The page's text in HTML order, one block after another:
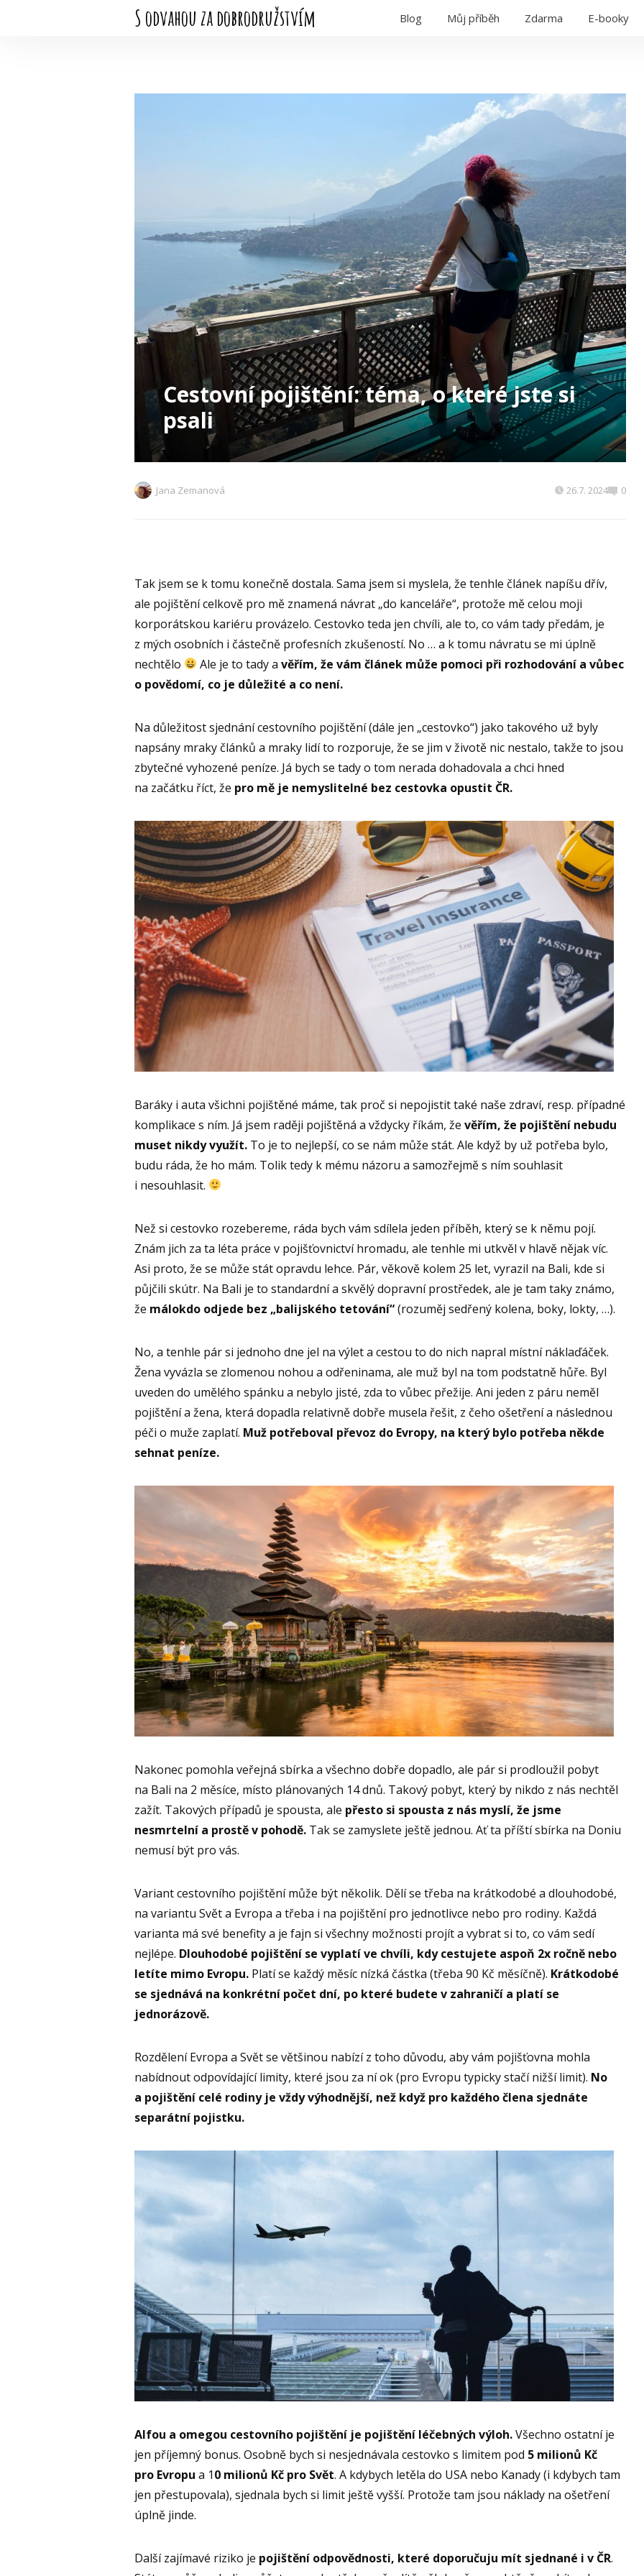
S odvahou za dobrodružstvím Blog Můj příběh Zdarma E-booky
Cestovní pojištění: téma, o které jste si
psali
Jana Zemanová 26.7. 2024 0
Tak jsem se k tomu konečně dostala. Sama jsem si myslela, že tenhle článek napíšu dřív,
ale pojištění celkově pro mě znamená návrat „do kanceláře“, protože mě celou moji
korporátskou kariéru provázelo. Cestovko teda jen chvíli, ale to, co vám tady předám, je
z mých osobních i částečně profesních zkušeností. No … a k tomu návratu se mi úplně
nechtělo
Ale je to tady avěřím, že vám článek může pomoci při rozhodování a vůbec
o povědomí, co je důležité a co není.
Na důležitost sjednání cestovního pojištění (dále jen „cestovko“) jako takového už byly
napsány mraky článků a mraky lidí to rozporuje, že se jim v životě nic nestalo, takže to jsou
zbytečné vyhozené peníze. Já bych se tady o tom nerada dohadovala a chci hned
na začátku říct, že pro mě je nemyslitelné bez cestovka opustit ČR.
Baráky i auta všichni pojištěné máme, tak proč si nepojistit také naše zdraví, resp. případné
komplikace s ním. Já jsem raději pojištěná a vždycky říkám, že věřím, že pojištění nebudu
muset nikdy využít. To je to nejlepší, co se nám může stát. Ale když by už potřeba bylo,
budu ráda, že ho mám. Tolik tedy k mému názoru a samozřejmě s ním souhlasit
i nesouhlasit.
Než si cestovko rozebereme, ráda bych vám sdílela jeden příběh, který se k němu pojí.
Znám jich za ta léta práce v pojišťovnictví hromadu, ale tenhle mi utkvěl v hlavě nějak víc.
Asi proto, že se může stát opravdu lehce. Pár, věkově kolem 25 let, vyrazil na Bali, kde si
půjčili skútr. Na Bali je to standardní a skvělý dopravní prostředek, ale je tam taky známo,
že málokdo odjede bez „balijského tetování“(rozuměj sedřený kolena, boky, lokty, …).
No, a tenhle pár si jednoho dne jel na výlet a cestou to do nich napral místní náklaďáček.
Žena vyvázla se zlomenou nohou a odřeninama, ale muž byl na tom podstatně hůře. Byl
uveden do umělého spánku a nebylo jisté, zda to vůbec přežije. Ani jeden z páru neměl
pojištění a žena, která dopadla relativně dobře musela řešit, z čeho ošetření a následnou
péči o muže zaplatí. Muž potřeboval převoz do Evropy, na který bylo potřeba někde
sehnat peníze.
Nakonec pomohla veřejná sbírka a všechno dobře dopadlo, ale pár si prodloužil pobyt
na Bali na 2 měsíce, místo plánovaných 14 dnů. Takový pobyt, který by nikdo z nás nechtěl
zažít. Takových případů je spousta, ale přesto si spousta z nás myslí, že jsme
nesmrtelní a prostě v pohodě. Tak se zamyslete ještě jednou. Ať ta příští sbírka na Doniu
nemusí být pro vás.
Variant cestovního pojištění může být několik. Dělí se třeba na krátkodobé a dlouhodobé,
na variantu Svět a Evropa a třeba i na pojištění pro jednotlivce nebo pro rodiny. Každá
varianta má své benefity a je fajn si všechny možnosti projít a vybrat si to, co vám sedí
nejlépe. Dlouhodobé pojištění se vyplatí ve chvíli, kdy cestujete aspoň 2x ročně nebo
letíte mimo Evropu. Platí se každý měsíc nízká částka (třeba 90 Kč měsíčně). Krátkodobé
se sjednává na konkrétní počet dní, po které budete v zahraničí a platí se
jednorázově.
Rozdělení Evropa a Svět se většinou nabízí z toho důvodu, aby vám pojišťovna mohla
nabídnout odpovídající limity, které jsou za ní ok (pro Evropu typicky stačí nižší limit). No
a pojištění celé rodiny je vždy výhodnější, než když pro každého člena sjednáte
separátní pojistku.
Alfou a omegou cestovního pojištění je pojištění léčebných výloh.Všechno ostatní je
jen příjemný bonus. Osobně bych si nesjednávala cestovko s limitem pod 5 milionů Kč
pro Evropu a 10 milionů Kč pro Svět. A kdybych letěla do USA nebo Kanady (i kdybych tam
jen přestupovala), sjednala bych si limit ještě vyšší. Protože tam jsou náklady na ošetření
úplně jinde.
Další zajímavé riziko je pojištění odpovědnosti, které doporučuju mít sjednané i v ČR.